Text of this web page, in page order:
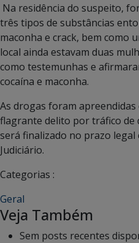
Na residência do suspeito,
três tipos de substâncias
maconha e crack, bem como
local ainda estavam duas
como testemunhas e
cocaína e maconha.
As drogas foram
flagrante delito por tráfico de
será finalizado no prazo legal
Judiciário.
Categorias :
Geral
Veja Também
Sem posts recentes